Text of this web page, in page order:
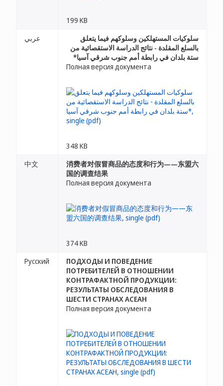
199 KB
عربي
سلوكيات المستهلكين وسلوكهم فيما يتعلق
بالسلع المقلدة - نتائج الدراسة الاستقصائية من
ستة بلدان في رابطة أمم جنوب شرقي آسيا*
Полная версия документа
348 KB
中文
消费者对假冒商品的态度和行为——东盟六
国的调查结果
Полная версия документа
374 KB
Русский
ПОДХОДЫ И ПОВЕДЕНИЕ
ПОТРЕБИТЕЛЕЙ В ОТНОШЕНИИ
КОНТРАФАКТНОЙ ПРОДУКЦИИ:
РЕЗУЛЬТАТЫ ОБСЛЕДОВАНИЯ В
ШЕСТИ СТРАНАХ АСЕАН
Полная версия документа